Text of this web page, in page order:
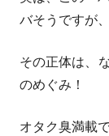
バそうですが
その正体は、
のめぐみ！
オタク臭満載